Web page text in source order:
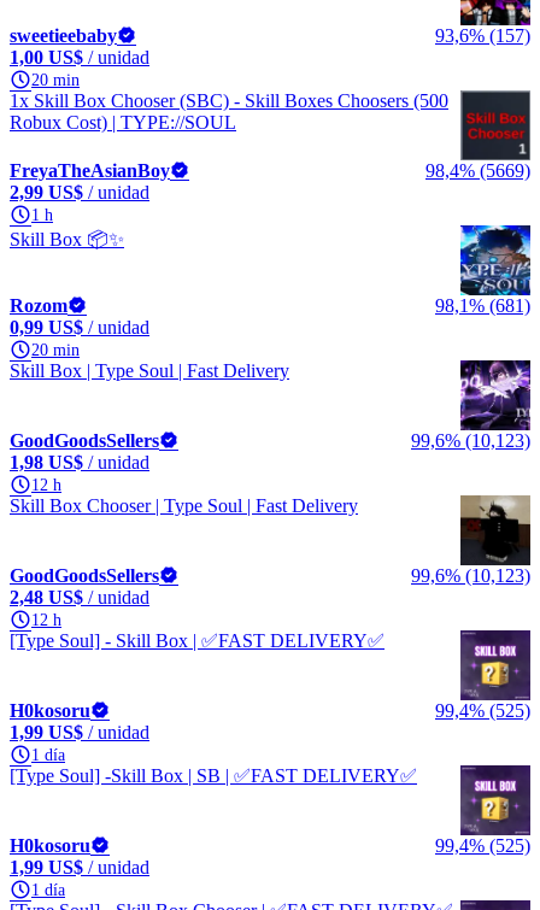
sweetieebaby
93,6% (157)
1,00 US$ / unidad
20 min
1x Skill Box Chooser (SBC) - Skill Boxes Choosers (500
Robux Cost) | TYPE://SOUL
FreyaTheAsianBoy
98,4% (5669)
2,99 US$ / unidad
1 h
Skill Box 📦✨
Rozom
98,1% (681)
0,99 US$ / unidad
20 min
Skill Box | Type Soul | Fast Delivery
GoodGoodsSellers
99,6% (10,123)
1,98 US$ / unidad
12 h
Skill Box Chooser | Type Soul | Fast Delivery
GoodGoodsSellers
99,6% (10,123)
2,48 US$ / unidad
12 h
[Type Soul] - Skill Box | ✅FAST DELIVERY✅
H0kosoru
99,4% (525)
1,99 US$ / unidad
1 día
[Type Soul] -Skill Box | SB | ✅FAST DELIVERY✅
H0kosoru
99,4% (525)
1,99 US$ / unidad
1 día